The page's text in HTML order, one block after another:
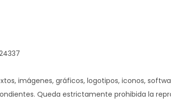
imágenes, gráficos, logotipos, iconos,
Queda estrictamente prohibida la